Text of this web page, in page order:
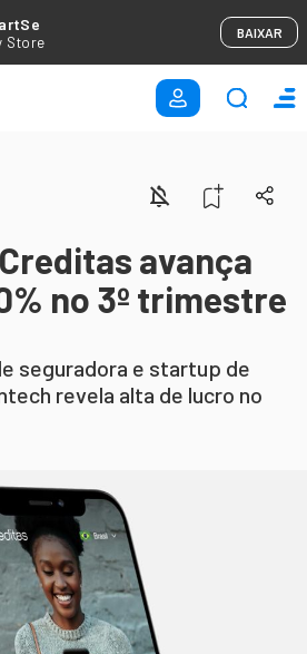
Store
BAIXAR
avança
no 3º trimestre
seguradora e startup de
revela alta de lucro no